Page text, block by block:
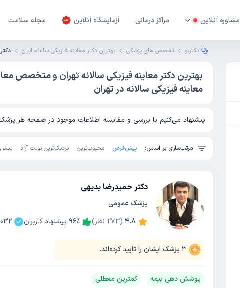
مشاوره آنلاین مراکز درمانی آزمایشگاه آنلاین مجله سلامت
دکترتو تخصص های پزشکی بهترین دکتر معاینه فیزیکی سالانه ایران
بهترین دکتر معاینه فیزیکی سالانه تهران و متخصص
معاینه فیزیکی سالانه در تهران
پیشنهاد می‌کنیم با بررسی و مقایسه اطلاعات موجود در صفحه هر
مرتب‌سازی بر اساس: پیش‌فرض محبوب‌ترین نزدیک‌ترین نوبت آزاد
دکتر حمیدرضا بدیهی
پزشک عمومی
4.8
(
273 نظر) 96٪ پیشنهاد کاربران
3 پزشک ایشان را تایید کرده‌اند.
پوشش دهی بیمه
کمترین معطلی